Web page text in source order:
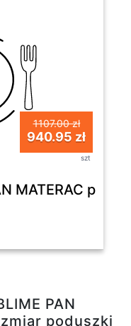
1107.00 zł
940.95 zł
szt
MATERAC
PAN
poduszki